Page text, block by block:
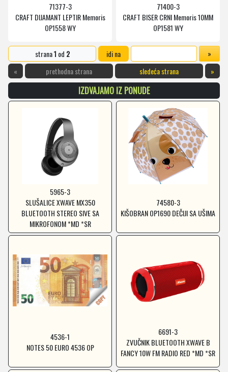
71377-3
CRAFT DIJAMANT LEPTIR Memoris
OP1558 WY
71400-3
CRAFT BISER CRNI Memoris 10MM
OP1581 WY
strana1 od 2
idi na
«
prethodna strana sledeća strana »
IZDVAJAMO IZ PONUDE
5965-3
SLUŠALICE XWAVE MX350
BLUETOOTH STEREO SIVE SA
MIKROFONOM *MD *SR
74580-3
KIŠOBRAN OP1690 DEČIJI SA UŠIMA
4536-1
NOTES 50 EURO 4536 OP
6691-3
ZVUČNIK BLUETOOTH XWAVE B
FANCY 10W FM RADIO RED *MD *SR